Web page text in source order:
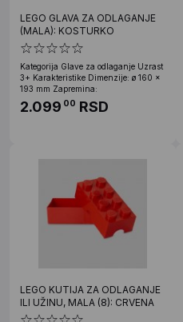
LEGO GLAVA ZA ODLAGANJE
(MALA): KOSTURKO
Kategorija Glave za odlaganje Uzrast
3+ Karakteristike Dimenzije: ø 160 x
193 mm Zapremina:
2.099 00 RSD
LEGO KUTIJA ZA ODLAGANJE
ILI UŽINU, MALA (8): CRVENA